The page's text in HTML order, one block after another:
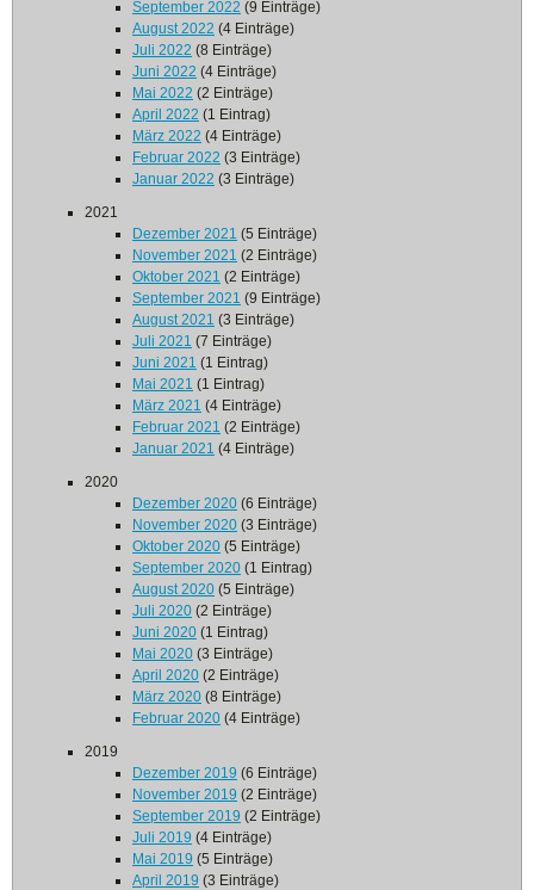
September 2022 (9 Einträge)
August 2022 (4 Einträge)
Juli 2022 (8 Einträge)
Juni 2022 (4 Einträge)
Mai 2022 (2 Einträge)
April 2022 (1 Eintrag)
März 2022 (4 Einträge)
Februar 2022 (3 Einträge)
Januar 2022 (3 Einträge)
2021
Dezember 2021 (5 Einträge)
November 2021 (2 Einträge)
Oktober 2021 (2 Einträge)
September 2021 (9 Einträge)
August 2021 (3 Einträge)
Juli 2021 (7 Einträge)
Juni 2021 (1 Eintrag)
Mai 2021 (1 Eintrag)
März 2021 (4 Einträge)
Februar 2021 (2 Einträge)
Januar 2021 (4 Einträge)
2020
Dezember 2020 (6 Einträge)
November 2020 (3 Einträge)
Oktober 2020 (5 Einträge)
September 2020 (1 Eintrag)
August 2020 (5 Einträge)
Juli 2020 (2 Einträge)
Juni 2020 (1 Eintrag)
Mai 2020 (3 Einträge)
April 2020 (2 Einträge)
März 2020 (8 Einträge)
Februar 2020 (4 Einträge)
2019
Dezember 2019 (6 Einträge)
November 2019 (2 Einträge)
September 2019 (2 Einträge)
Juli 2019 (4 Einträge)
Mai 2019 (5 Einträge)
April 2019 (3 Einträge)